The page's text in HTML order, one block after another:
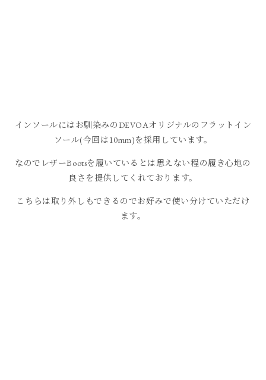
インソールにはお馴染みのDEVOAオリジナルのフラットイン
ソール(今回は10mm)を採用しています。
なのでレザーBootsを履いているとは思えない程の履き心地の
良さを提供してくれております。
こちらは取り外しもできるのでお好みで使い分けていただけ
ます。